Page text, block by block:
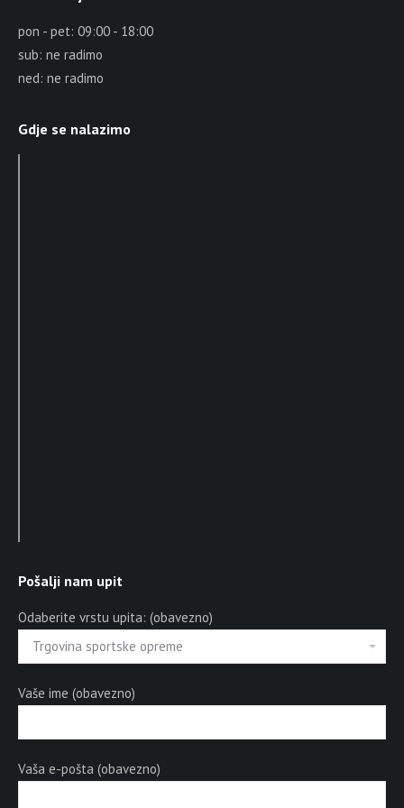
pon - pet: 09:00 - 18:00
sub: ne radimo
ned: ne radimo
Gdje se nalazimo
Pošalji nam upit
Odaberite vrstu upita: (obavezno)
Vaše ime (obavezno)
Vaša e-pošta (obavezno)